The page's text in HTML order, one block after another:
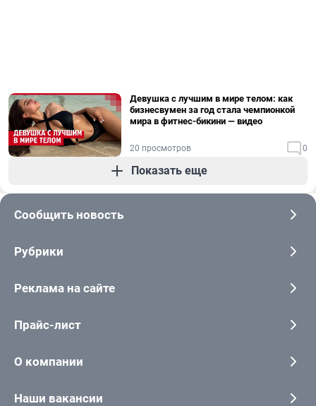
Девушка с лучшим в мире телом: как
бизнесвумен за год стала чемпионкой
мира в фитнес-бикини — видео
20 просмотров 0
Показать еще
Сообщить новость
Рубрики
Реклама на сайте
Прайс-лист
О компании
Наши вакансии